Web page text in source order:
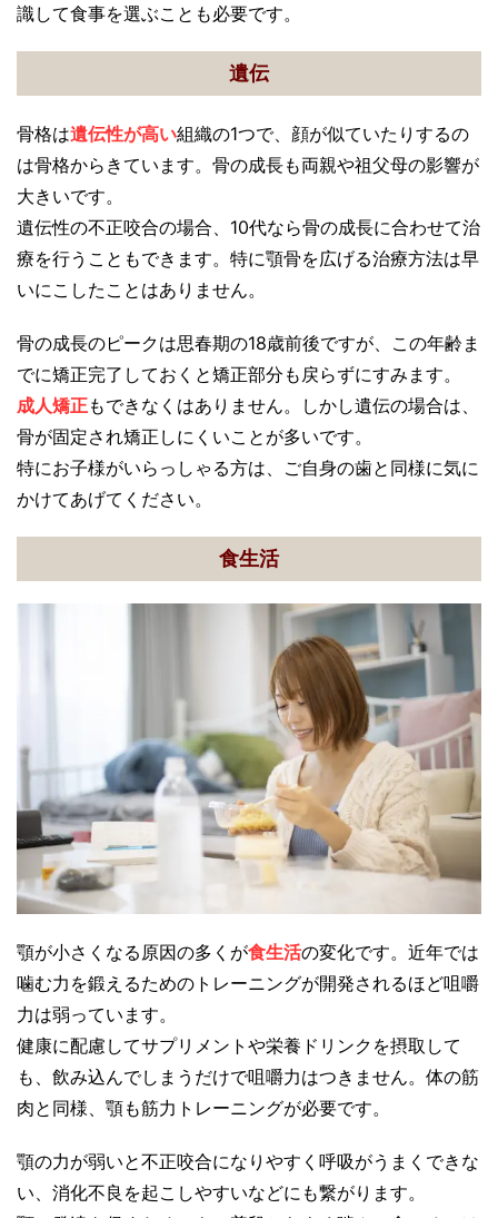
識して食事を選ぶことも必要です。
遺伝
骨格は遺伝性が高い組織の1つで、顔が似ていたりするの
は骨格からきています。骨の成長も両親や祖父母の影響が
大きいです。
遺伝性の不正咬合の場合、10代なら骨の成長に合わせて治
療を行うこともできます。特に顎骨を広げる治療方法は早
いにこしたことはありません。
骨の成長のピークは思春期の18歳前後ですが、この年齢ま
でに矯正完了しておくと矯正部分も戻らずにすみます。
成人矯正もできなくはありません。しかし遺伝の場合は、
骨が固定され矯正しにくいことが多いです。
特にお子様がいらっしゃる方は、ご自身の歯と同様に気に
かけてあげてください。
食生活
顎が小さくなる原因の多くが食生活の変化です。近年では
噛む力を鍛えるためのトレーニングが開発されるほど咀嚼
力は弱っています。
健康に配慮してサプリメントや栄養ドリンクを摂取して
も、飲み込んでしまうだけで咀嚼力はつきません。体の筋
肉と同様、顎も筋力トレーニングが必要です。
顎の力が弱いと不正咬合になりやすく呼吸がうまくできな
い、消化不良を起こしやすいなどにも繋がります。